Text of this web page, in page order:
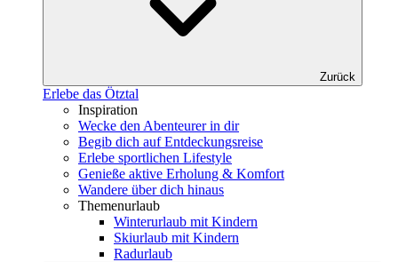
Zurück
Erlebe das Ötztal
Inspiration
Wecke den Abenteurer in dir
Begib dich auf Entdeckungsreise
Erlebe sportlichen Lifestyle
Genieße aktive Erholung & Komfort
Wandere über dich hinaus
Themenurlaub
Winterurlaub mit Kindern
Skiurlaub mit Kindern
Radurlaub